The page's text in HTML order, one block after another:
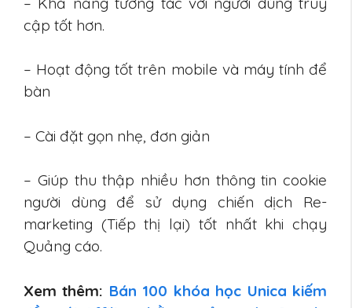
cập tốt hơn.
– Hoạt động tốt trên mobile và máy tính để
bàn
– Cài đặt gọn nhẹ, đơn giản
– Giúp thu thập nhiều hơn thông tin cookie
người dùng để sử dụng chiến dịch Re-
marketing (Tiếp thị lại) tốt nhất khi chạy
Quảng cáo.
Xem thêm: Bán 100 khóa học Unica kiếm